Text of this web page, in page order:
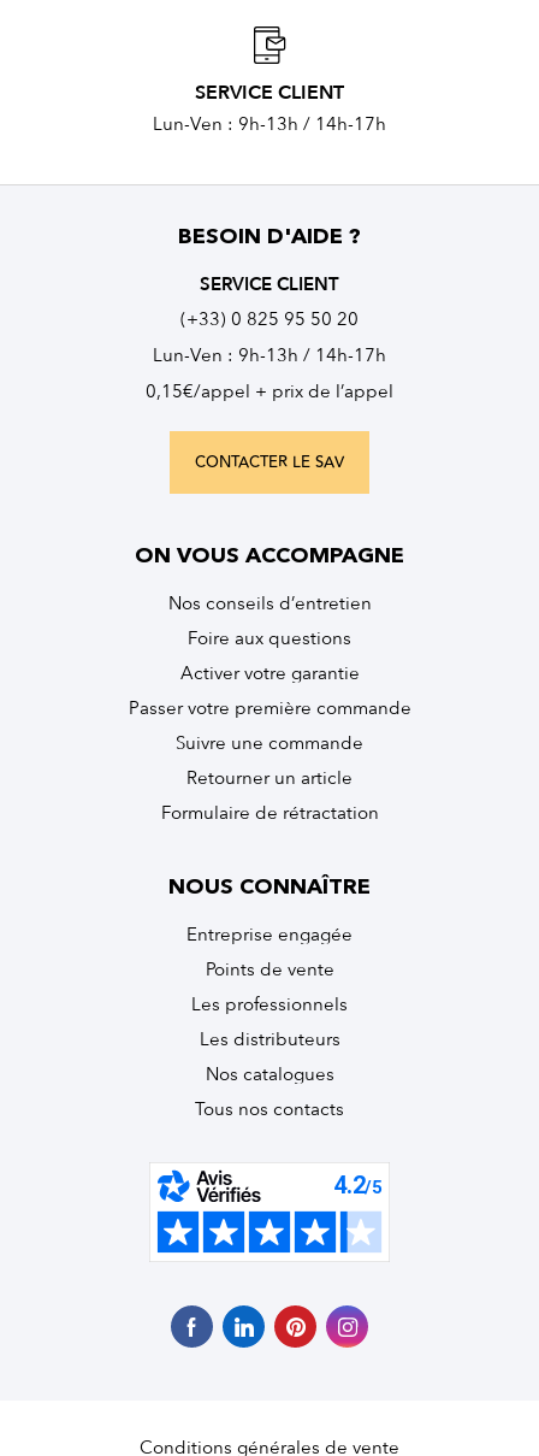
SERVICE CLIENT
Lun-Ven : 9h-13h / 14h-17h
BESOIN D'AIDE ?
SERVICE CLIENT
(+33) 0 825 95 50 20
Lun-Ven : 9h-13h / 14h-17h
0,15€/appel + prix de l’appel
CONTACTER LE SAV
ON VOUS ACCOMPAGNE
Nos conseils d’entretien
Foire aux questions
Activer votre garantie
Passer votre première commande
Suivre une commande
Retourner un article
Formulaire de rétractation
NOUS CONNAÎTRE
Entreprise engagée
Points de vente
Les professionnels
Les distributeurs
Nos catalogues
Tous nos contacts
Conditions générales de vente